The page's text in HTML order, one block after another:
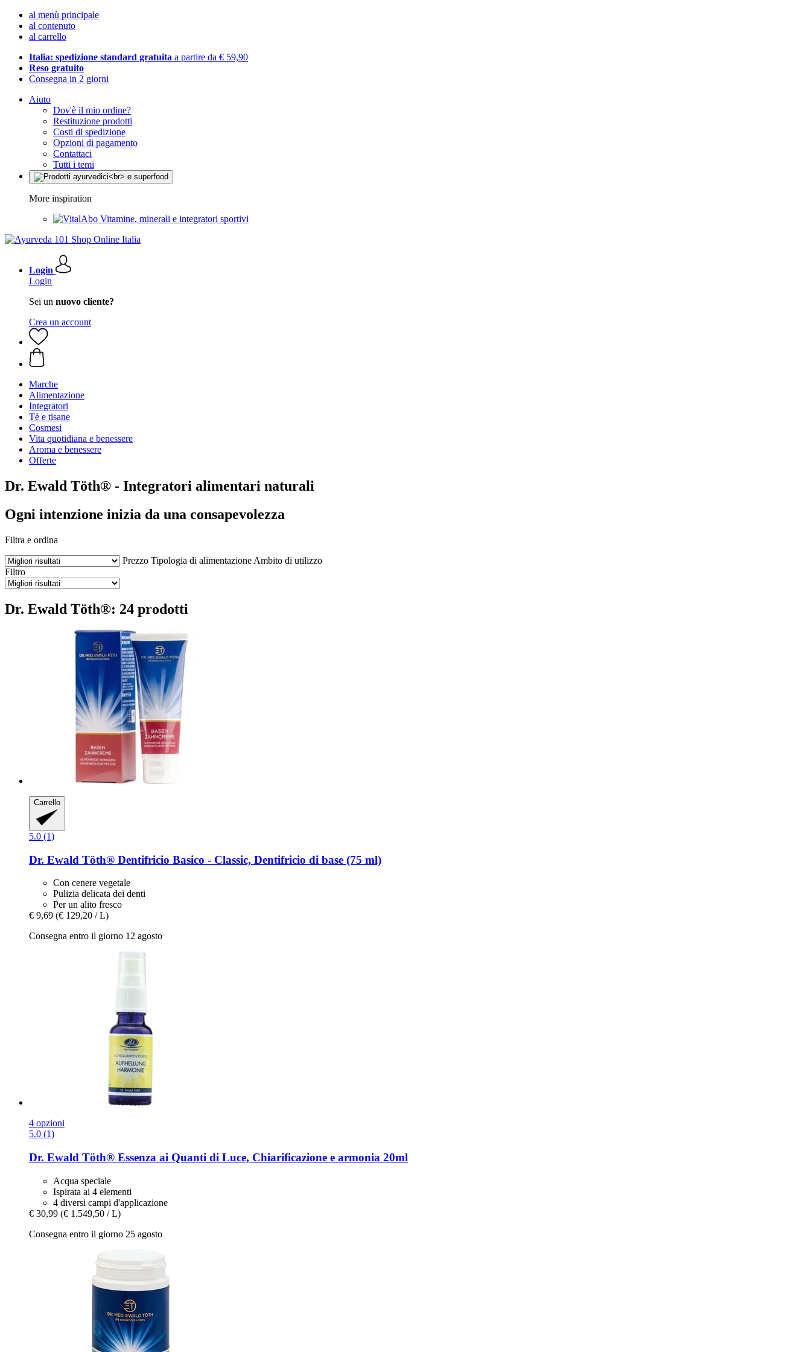
al menù principale
al contenuto
al carrello
Italia: spedizione standard gratuita a partire da € 59,90
Reso gratuito
Consegna in 2 giorni
Aiuto
Dov'è il mio ordine?
Restituzione prodotti
Costi di spedizione
Opzioni di pagamento
Contattaci
Tutti i temi
More inspiration
Vitamine, minerali e integratori sportivi
Login
Login
Sei un nuovo cliente?
Crea un account
Marche
Alimentazione
Integratori
Tè e tisane
Cosmesi
Vita quotidiana e benessere
Aroma e benessere
Offerte
Dr. Ewald Töth® - Integratori alimentari naturali
Ogni intenzione inizia da una consapevolezza
Filtra e ordina
Prezzo Tipologia di alimentazione Ambito di utilizzo
Filtro
Dr. Ewald Töth®: 24 prodotti
Carrello
5.0 (1)
Dr. Ewald Töth® Dentifricio Basico -​ Classic, Dentifricio di base (75 ml)
Con cenere vegetale
Pulizia delicata dei denti
Per un alito fresco
€ 9,69 (€ 129,20 / L)
Consegna entro il giorno 12 agosto
4 opzioni
5.0 (1)
Dr. Ewald Töth® Essenza ai Quanti di Luce, Chiarificazione e armonia 20ml
Acqua speciale
Ispirata ai 4 elementi
4 diversi campi d'applicazione
€ 30,99 (€ 1.549,50 / L)
Consegna entro il giorno 25 agosto